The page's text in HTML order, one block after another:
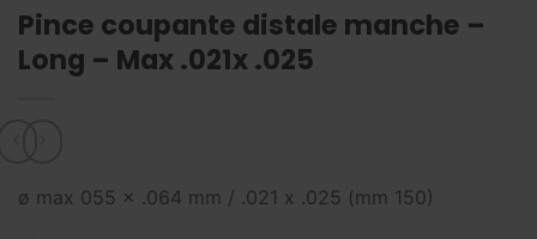
Pince coupante distale manche –
Long – Max .021x .025
ø max 055 × .064 mm / .021 x .025 (mm 150)